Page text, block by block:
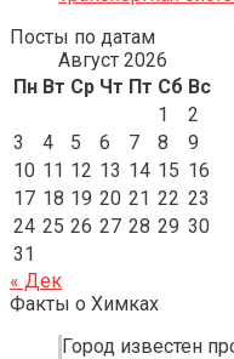
Посты по датам
Август 2026
Пн Вт Ср Чт Пт Сб Вс
1
2
3
4 5 6 7 8
9
10 11 12 13 14 15 16
17 18 19 20 21 22 23
24 25 26 27 28 29 30
31
« Дек
Факты о Химках
Город известен